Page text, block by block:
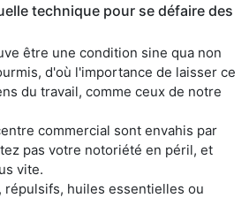
technique pour se défaire des
être une condition sine qua non
d'où l'importance de laisser ce
du travail, comme ceux de notre
commercial sont envahis par
pas votre notoriété en péril, et
vite.
huiles essentielles ou